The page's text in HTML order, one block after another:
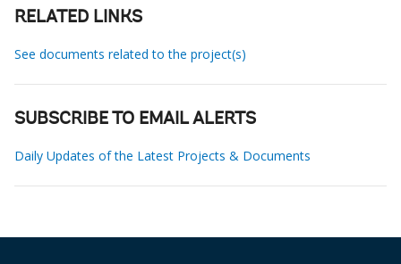
RELATED LINKS
See documents related to the project(s)
SUBSCRIBE TO EMAIL ALERTS
Daily Updates of the Latest Projects & Documents